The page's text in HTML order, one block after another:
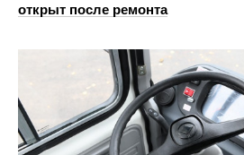
открыт после ремонта